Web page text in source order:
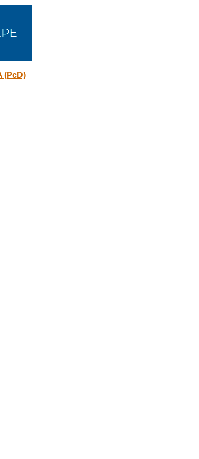
(PcD)